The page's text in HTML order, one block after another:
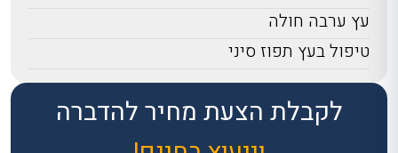
לקבלת הצעת מחיר להדברה
עץ ערבה חולה
טיפול בעץ תפוז סיני